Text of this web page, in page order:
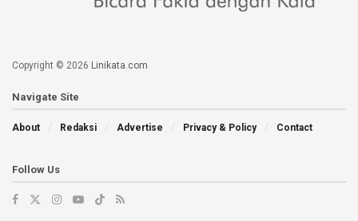
Copyright © 2026 Linikata.com
Navigate Site
About Redaksi Advertise Privacy & Policy Contact
Follow Us